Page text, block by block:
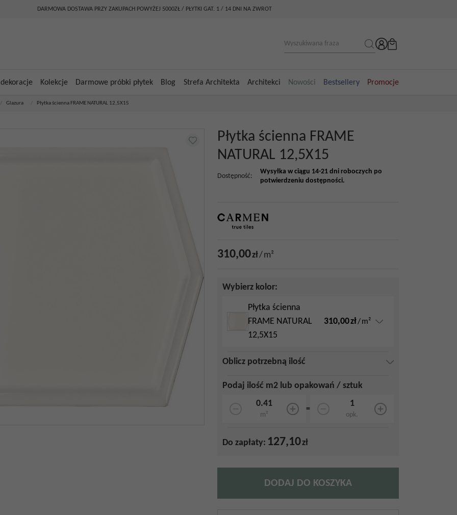
DARMOWA DOSTAWA PRZY ZAKUPACH POWYŻEJ 5000ZŁ / PŁYTKI GAT. 1 / 14 DNI NA ZWROT
Kolekcje Darmowe próbki płytek Blog Strefa Architekta Architekci Nowości Bestsellery Promocje
Glazura Płytka ścienna FRAME NATURAL 12,5X15
Płytka ścienna FRAME
NATURAL 12,5X15
Dostępność:
Wysyłka w ciągu 14-21 dni roboczych po
potwierdzeniu dostępności.
310,00zł/m²
Wybierz kolor:
Płytka ścienna
FRAME NATURAL
12,5X15
310,00zł/m²
Oblicz potrzebną ilość
Podaj ilość m2 lub opakowań / sztuk
m²
=
opk.
Do zapłaty: 127,10zł
DODAJ DO KOSZYKA